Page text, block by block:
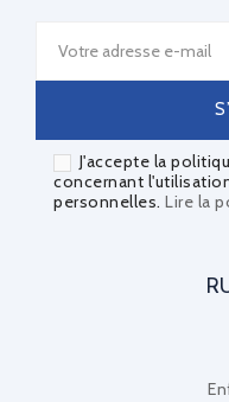
J'accepte la
concernant
personnelles. Lire la